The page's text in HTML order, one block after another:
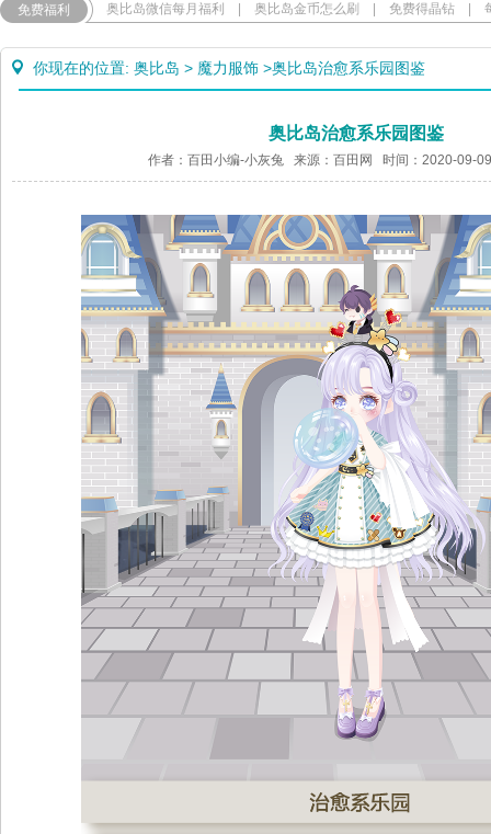
免费福利 奥比岛微信每月福利 奥比岛金币怎么刷 免费得晶钻
你现在的位置: 奥比岛 > 魔力服饰 >奥比岛治愈系乐园图鉴
奥比岛治愈系乐园图鉴
作者：百田小编-小灰兔 来源：百田网 时间：2020-09-